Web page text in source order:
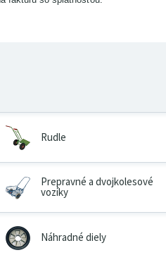
Rudle
Prepravné a dvojkolesové
vozíky
Náhradné diely